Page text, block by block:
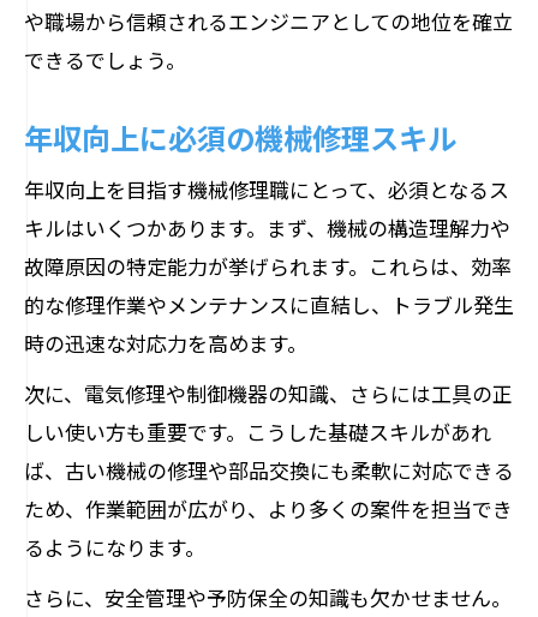
や職場から信頼されるエンジニアとしての地位を確立
できるでしょう。
年収向上に必須の機械修理スキル
年収向上を目指す機械修理職にとって、必須となるス
キルはいくつかあります。まず、機械の構造理解力や
故障原因の特定能力が挙げられます。これらは、効率
的な修理作業やメンテナンスに直結し、トラブル発生
時の迅速な対応力を高めます。
次に、電気修理や制御機器の知識、さらには工具の正
しい使い方も重要です。こうした基礎スキルがあれ
ば、古い機械の修理や部品交換にも柔軟に対応できる
ため、作業範囲が広がり、より多くの案件を担当でき
るようになります。
さらに、安全管理や予防保全の知識も欠かせません。